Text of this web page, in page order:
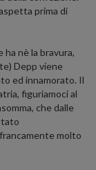
prima di
ha nè la bravura,
Depp viene
ed innamorato. Il
figuriamoci al
che dalle
molto